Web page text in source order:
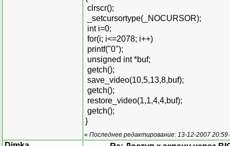
clrscr();
_setcursortype(_NOCURSOR);
int i=0;
for(i; i<=2078; i++)
printf("0");
unsigned int *buf;
getch();
save_video(10,5,13,8,buf);
getch();
restore_video(1,1,4,4,buf);
getch();
}
« Последнее редактирование: 13-12-2007